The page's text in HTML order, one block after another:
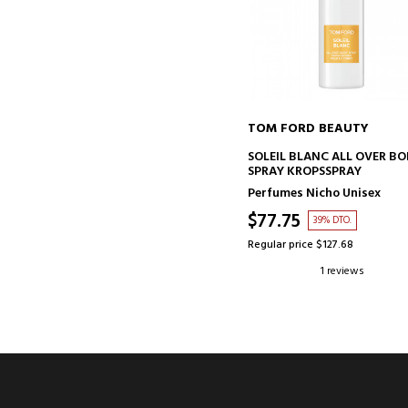
ADD TO CART
TOM FORD BEAUTY
SOLEIL BLANC ALL OVER
SPRAY KROPSSPRAY
Perfumes Nicho Unisex
$77.75 39% DTO.
Regular price $127.68
1 reviews